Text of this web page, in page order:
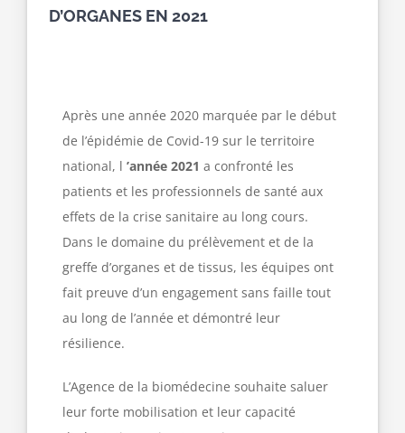
D’ORGANES EN 2021
Après une année 2020 marquée par le début
de l’épidémie de Covid-19 sur le territoire
national, l ’année 2021 a confronté les
patients et les professionnels de santé aux
effets de la crise sanitaire au long cours.
Dans le domaine du prélèvement et de la
greffe d’organes et de tissus, les équipes ont
fait preuve d’un engagement sans faille tout
au long de l’année et démontré leur
résilience.
L’Agence de la biomédecine souhaite saluer
leur forte mobilisation et leur capacité